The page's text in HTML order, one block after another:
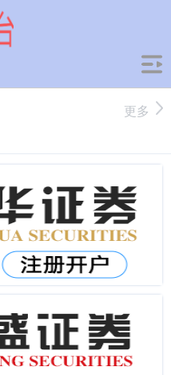
更多